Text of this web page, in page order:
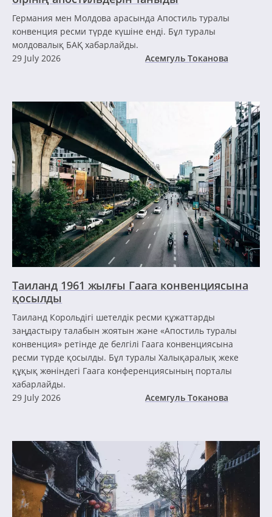
Германия мен Молдова арасында Апостиль туралы
конвенция ресми түрде күшіне енді. Бұл туралы
молдовалық БАҚ хабарлайды.
29 July 2026
Асемгуль Токанова
Таиланд 1961 жылғы Гаага конвенциясына
қосылды
Таиланд Корольдігі шетелдік ресми құжаттарды
заңдастыру талабын жоятын және «Апостиль туралы
конвенция» ретінде де белгілі Гаага конвенциясына
ресми түрде қосылды. Бұл туралы Халықаралық жеке
құқық жөніндегі Гаага конференциясының порталы
хабарлайды.
29 July 2026
Асемгуль Токанова